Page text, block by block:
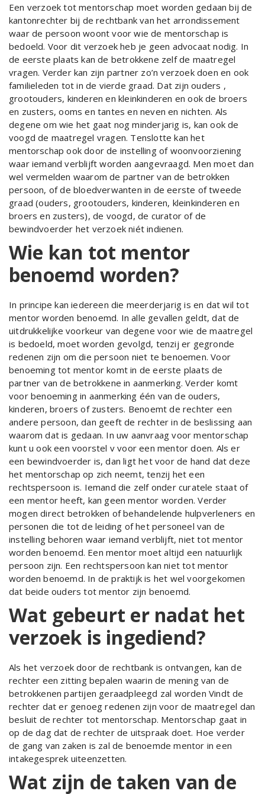
Een verzoek tot mentorschap moet worden gedaan bij de
kantonrechter bij de rechtbank van het arrondissement
waar de persoon woont voor wie de mentorschap is
bedoeld. Voor dit verzoek heb je geen advocaat nodig. In
de eerste plaats kan de betrokkene zelf de maatregel
vragen. Verder kan zijn partner zo’n verzoek doen en ook
familieleden tot in de vierde graad. Dat zijn ouders ,
grootouders, kinderen en kleinkinderen en ook de broers
en zusters, ooms en tantes en neven en nichten. Als
degene om wie het gaat nog minderjarig is, kan ook de
voogd de maatregel vragen. Tenslotte kan het
mentorschap ook door de instelling of woonvoorziening
waar iemand verblijft worden aangevraagd. Men moet dan
wel vermelden waarom de partner van de betrokken
persoon, of de bloedverwanten in de eerste of tweede
graad (ouders, grootouders, kinderen, kleinkinderen en
broers en zusters), de voogd, de curator of de
bewindvoerder het verzoek niét indienen.
Wie kan tot mentor
benoemd worden?
In principe kan iedereen die meerderjarig is en dat wil tot
mentor worden benoemd. In alle gevallen geldt, dat de
uitdrukkelijke voorkeur van degene voor wie de maatregel
is bedoeld, moet worden gevolgd, tenzij er gegronde
redenen zijn om die persoon niet te benoemen. Voor
benoeming tot mentor komt in de eerste plaats de
partner van de betrokkene in aanmerking. Verder komt
voor benoeming in aanmerking één van de ouders,
kinderen, broers of zusters. Benoemt de rechter een
andere persoon, dan geeft de rechter in de beslissing aan
waarom dat is gedaan. In uw aanvraag voor mentorschap
kunt u ook een voorstel v voor een mentor doen. Als er
een bewindvoerder is, dan ligt het voor de hand dat deze
het mentorschap op zich neemt, tenzij het een
rechtspersoon is. Iemand die zelf onder curatele staat of
een mentor heeft, kan geen mentor worden. Verder
mogen direct betrokken of behandelende hulpverleners en
personen die tot de leiding of het personeel van de
instelling behoren waar iemand verblijft, niet tot mentor
worden benoemd. Een mentor moet altijd een natuurlijk
persoon zijn. Een rechtspersoon kan niet tot mentor
worden benoemd. In de praktijk is het wel voorgekomen
dat beide ouders tot mentor zijn benoemd.
Wat gebeurt er nadat het
verzoek is ingediend?
Als het verzoek door de rechtbank is ontvangen, kan de
rechter een zitting bepalen waarin de mening van de
betrokkenen partijen geraadpleegd zal worden Vindt de
rechter dat er genoeg redenen zijn voor de maatregel dan
besluit de rechter tot mentorschap. Mentorschap gaat in
op de dag dat de rechter de uitspraak doet. Hoe verder
de gang van zaken is zal de benoemde mentor in een
intakegesprek uiteenzetten.
Wat zijn de taken van de